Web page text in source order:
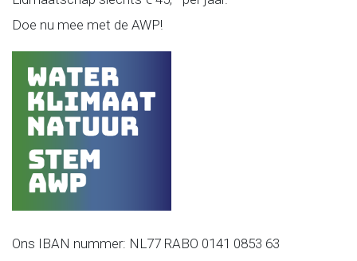
Doe nu mee met de AWP!
Ons IBAN nummer: NL77 RABO 0141 0853 63